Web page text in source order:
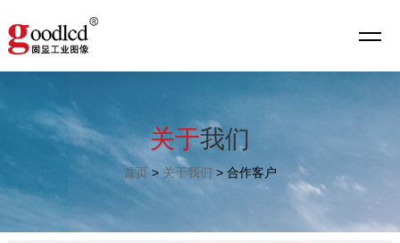
关于我们
首页> 关于我们 > 合作客户